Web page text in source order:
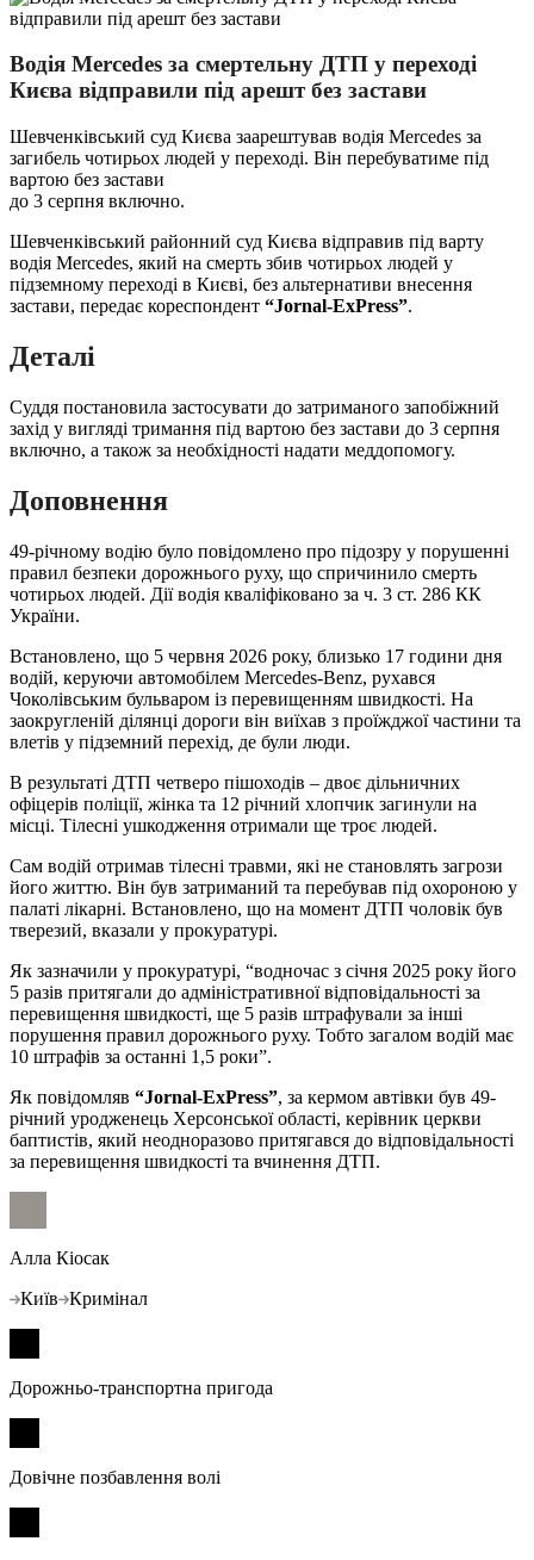
Водія Mercedes за смертельну ДТП у переході
Києва відправили під арешт без застави
Шевченківський суд Києва заарештував водія Mercedes за
загибель чотирьох людей у переході. Він перебуватиме під
вартою без застави
до 3 серпня включно.
Шевченківський районний суд Києва відправив під варту
водія Mercedes, який на смерть збив чотирьох людей у
підземному переході в Києві, без альтернативи внесення
застави, передає кореспондент “Jornal-ExPress”.
Деталі
Суддя постановила застосувати до затриманого запобіжний
захід у вигляді тримання під вартою без застави до 3 серпня
включно, а також за необхідності надати меддопомогу.
Доповнення
49-річному водію було повідомлено про підозру у порушенні
правил безпеки дорожнього руху, що спричинило смерть
чотирьох людей. Дії водія кваліфіковано за ч. 3 ст. 286 КК
України.
Встановлено, що 5 червня 2026 року, близько 17 години дня
водій, керуючи автомобілем Mercedes-Benz, рухався
Чоколівським бульваром із перевищенням швидкості. На
заокругленій ділянці дороги він виїхав з проїжджої частини та
влетів у підземний перехід, де були люди.
В результаті ДТП четверо пішоходів – двоє дільничних
офіцерів поліції, жінка та 12 річний хлопчик загинули на
місці. Тілесні ушкодження отримали ще троє людей.
Сам водій отримав тілесні травми, які не становлять загрози
його життю. Він був затриманий та перебував під охороною у
палаті лікарні. Встановлено, що на момент ДТП чоловік був
тверезий, вказали у прокуратурі.
Як зазначили у прокуратурі, “водночас з січня 2025 року його
5 разів притягали до адміністративної відповідальності за
перевищення швидкості, ще 5 разів штрафували за інші
порушення правил дорожнього руху. Тобто загалом водій має
10 штрафів за останні 1,5 роки”.
Як повідомляв “Jornal-ExPress”, за кермом автівки був 49-
річний уродженець Херсонської області, керівник церкви
баптистів, який неодноразово притягався до відповідальності
за перевищення швидкості та вчинення ДТП.
Алла Кіосак
Київ Кримінал
Дорожньо-транспортна пригода
Довічне позбавлення волі